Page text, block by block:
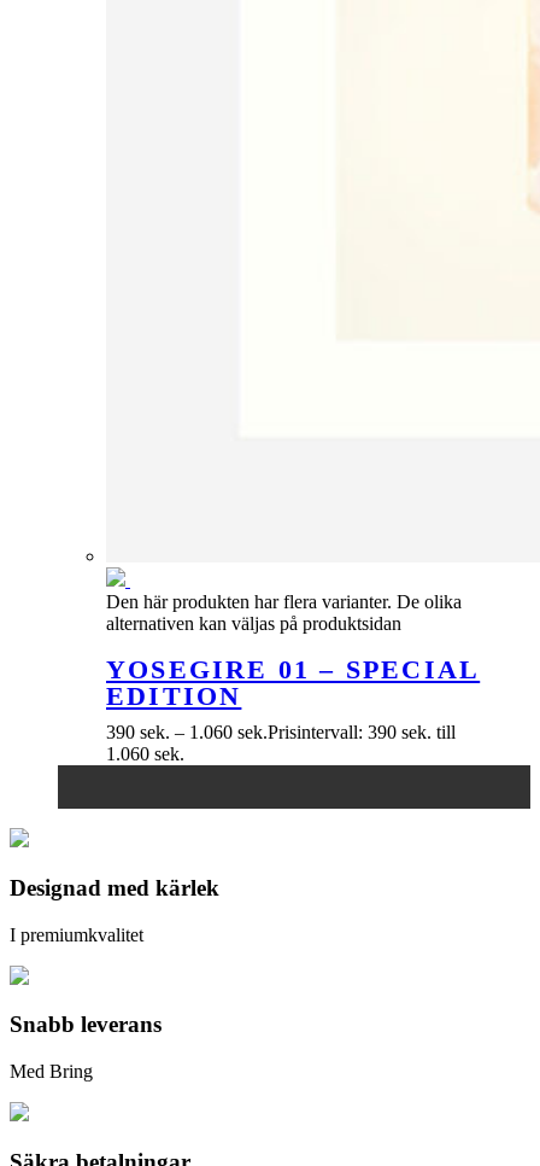
Den här produkten har flera varianter. De olika
alternativen kan väljas på produktsidan
YOSEGIRE 01 – SPECIAL
EDITION
390 sek. – 1.060 sek.Prisintervall: 390 sek. till
1.060 sek.
Designad med kärlek
I premiumkvalitet
Snabb leverans
Med Bring